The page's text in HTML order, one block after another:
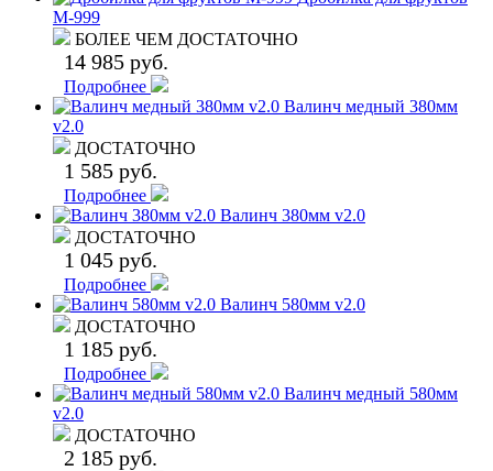
М-999
БОЛЕЕ ЧЕМ ДОСТАТОЧНО
14 985 руб.
Подробнее
Валинч медный 380мм
v2.0
ДОСТАТОЧНО
1 585 руб.
Подробнее
Валинч 380мм v2.0
ДОСТАТОЧНО
1 045 руб.
Подробнее
Валинч 580мм v2.0
ДОСТАТОЧНО
1 185 руб.
Подробнее
Валинч медный 580мм
v2.0
ДОСТАТОЧНО
2 185 руб.